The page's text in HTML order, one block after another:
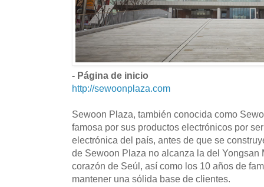
- Página de inicio
http://sewoonplaza.com
Sewoon Plaza, también conocida como
famosa por sus productos electrónicos por
electrónica del país, antes de que se
de Sewoon Plaza no alcanza la del Yongsan
corazón de Seúl, así como los 10 años de
mantener una sólida base de clientes.